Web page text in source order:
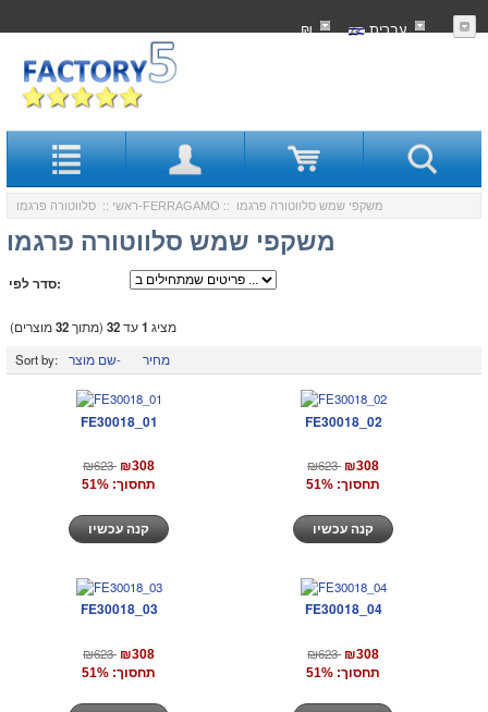
עִברִית ₪
ראשי :: סלווטורה פרגמו-FERRAGAMO :: משקפי שמש סלווטורה פרגמו
משקפי שמש סלווטורה פרגמו
סדר לפי:
מציג 1עד32 (מתוך32מוצרים)
Sort by:
שם מוצר- מחיר
FE30018_01
₪623 ₪308
תחסוך: 51%
FE30018_02
₪623 ₪308
תחסוך: 51%
FE30018_03
₪623 ₪308
תחסוך: 51%
FE30018_04
₪623 ₪308
תחסוך: 51%